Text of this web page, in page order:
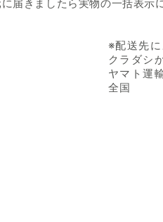
届きましたら実物の一括表
※配送先
クラダシ
ヤマト運
全国